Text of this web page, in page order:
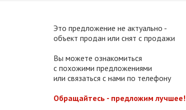
Это предложение не актуально -
объект продан или снят с продажи
Вы можете ознакомиться
с похожими предложениями
или связаться с нами по телефону
Обращайтесь - предложим лучшее!